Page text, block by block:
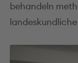
behandeln